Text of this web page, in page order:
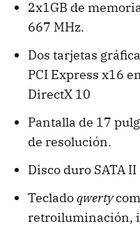
2x1GB de
667 MHz.
Dos tarjetas
PCI Express x16
DirectX 10
Pantalla de 17
de resolución.
Disco duro SATA II
Tecladoqwerty
retroiluminación,